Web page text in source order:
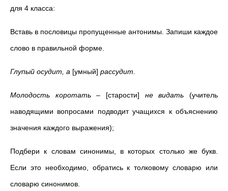
для 4 класса:
Вставь в пословицы пропущенные антонимы. Запиши каждое
слово в правильной форме.
Глупый осудит, а [умный] рассудит.
Молодость коротать – [старости] не видать (учитель
наводящими вопросами подводит учащихся к объяснению
значения каждого выражения);
Подбери к словам синонимы, в которых столько же букв.
Если это необходимо, обратись к толковому словарю или
словарю синонимов.